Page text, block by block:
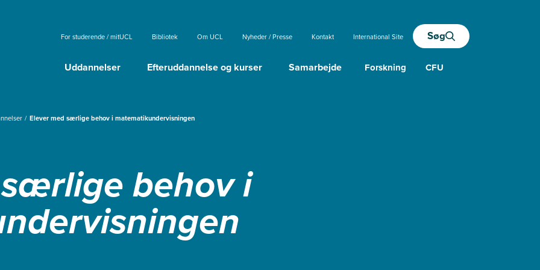
For studerende / mitUCL Bibliotek Om UCL Nyheder / Presse Kontakt International Site Søg
Uddannelser Efteruddannelse og kurser Samarbejde Forskning CFU
Elever med særlige behov i matematikundervisningen
behov i